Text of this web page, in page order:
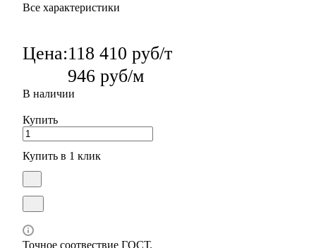
Все характеристики
Цена:118 410 руб/т
946 руб/м
В наличии
Купить
Купить в 1 клик
Точное соотвествие ГОСТ.